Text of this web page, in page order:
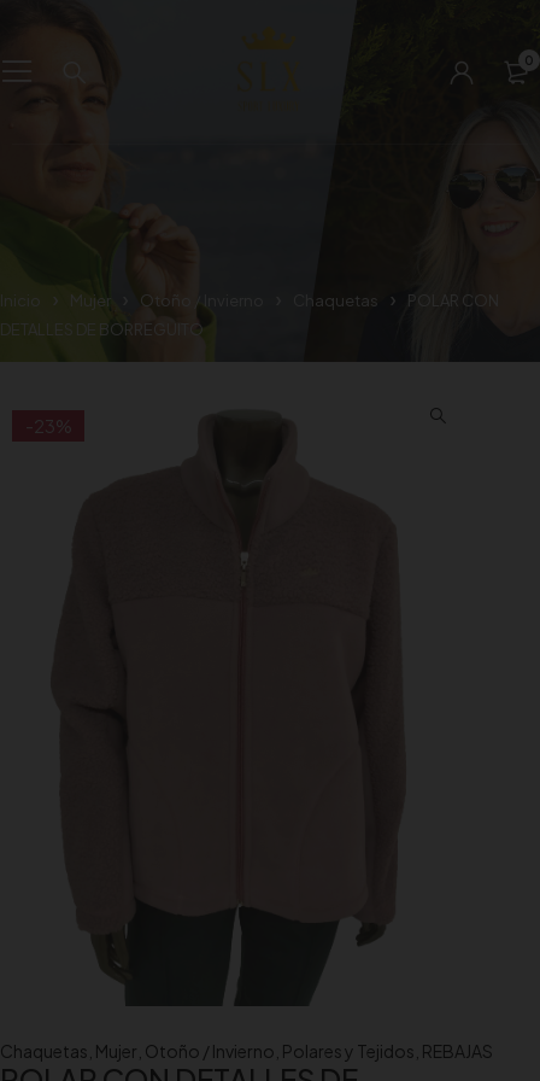
0
Inicio Mujer Otoño / Invierno Chaquetas
POLAR CON
DETALLES DE BORREGUITO
-23%
Chaquetas Mujer Otoño / Invierno Polares y Tejidos REBAJAS